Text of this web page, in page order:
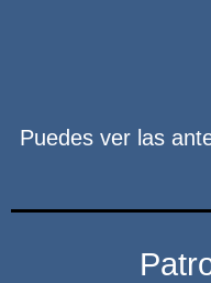
Puedes ver las